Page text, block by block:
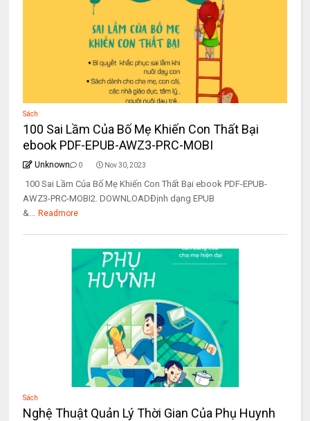
Sách
100 Sai Lầm Của Bố Mẹ Khiến Con Thất Bại
ebook PDF-EPUB-AWZ3-PRC-MOBI
Unknown 0 Nov 30, 2023
100 Sai Lầm Của Bố Mẹ Khiến Con Thất Bại ebook PDF-EPUB-
AWZ3-PRC-MOBI2. DOWNLOADĐịnh dạng EPUB
&... Readmore
Sách
Nghệ Thuật Quản Lý Thời Gian Của Phụ Huynh